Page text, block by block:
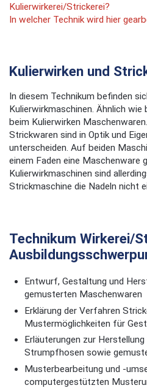
Kulierwirkerei/Strickerei?
In welcher Technik wird hier
Kulierwirken und
In diesem Technikum befinden
Kulierwirkmaschinen. Ähnlich
beim Kulierwirken
Strickwaren sind in Optik und
unterscheiden. Auf beiden
einem Faden eine Maschenware
Kulierwirkmaschinen sind
Strickmaschine die Nadeln nicht
Technikum Wirkerei/
Entwurf, Gestaltung und
gemusterten Maschenwaren
Erklärung der Verfahren
Mustermöglichkeiten für
Erläuterungen zur
Strumpfhosen sowie
Musterbearbeitung und -
computergestützten